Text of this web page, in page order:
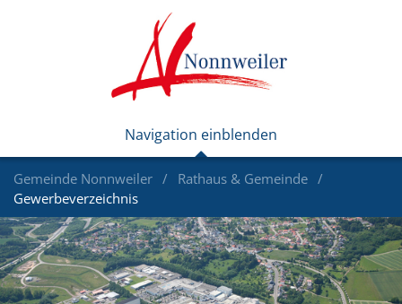
Gemeinde Nonnweiler
Rathaus & Gemeinde
Gewerbeverzeichnis